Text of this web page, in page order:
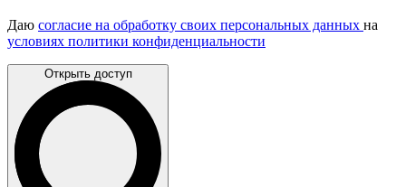
Даю согласие на обработку своих персональных данных на
условиях политики конфиденциальности
Открыть доступ